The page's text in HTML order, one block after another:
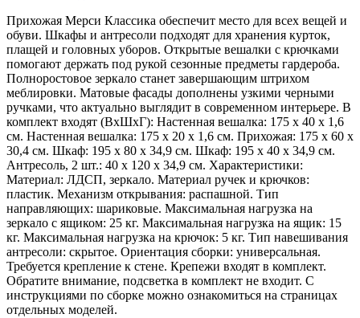
Прихожая Мерси Классика обеспечит место для всех вещей и
обуви. Шкафы и антресоли подходят для хранения курток,
плащей и головных уборов. Открытые вешалки с крючками
помогают держать под рукой сезонные предметы гардероба.
Полноростовое зеркало станет завершающим штрихом
меблировки. Матовые фасады дополнены узкими черными
ручками, что актуально выглядит в современном интерьере. В
комплект входят (ВхШхГ): Настенная вешалка: 175 x 40 x 1,6
см. Настенная вешалка: 175 x 20 x 1,6 см. Прихожая: 175 x 60 x
30,4 см. Шкаф: 195 x 80 x 34,9 см. Шкаф: 195 x 40 x 34,9 см.
Антресоль, 2 шт.: 40 x 120 x 34,9 см. Характеристики:
Материал: ЛДСП, зеркало. Материал ручек и крючков:
пластик. Механизм открывания: распашной. Тип
направляющих: шариковые. Максимальная нагрузка на
зеркало с ящиком: 25 кг. Максимальная нагрузка на ящик: 15
кг. Максимальная нагрузка на крючок: 5 кг. Тип навешивания
антресоли: скрытое. Ориентация сборки: универсальная.
Требуется крепление к стене. Крепежи входят в комплект.
Обратите внимание, подсветка в комплект не входит. С
инструкциями по сборке можно ознакомиться на страницах
отдельных моделей.